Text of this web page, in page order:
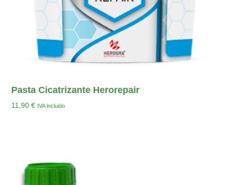
Pasta Cicatrizante Herorepair
11,90€ IVA incluido